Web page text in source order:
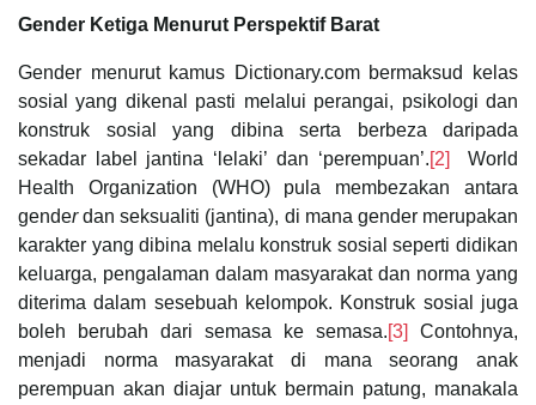
Gender Ketiga Menurut Perspektif Barat
Gender menurut kamus Dictionary.com bermaksud kelas
sosial yang dikenal pasti melalui perangai, psikologi dan
konstruk sosial yang dibina serta berbeza daripada
sekadar label jantina ‘lelaki’ dan ‘perempuan’.[2] World
Health Organization (WHO) pula membezakan antara
genderdan seksualiti (jantina), di mana gender merupakan
karakter yang dibina melalu konstruk sosial seperti didikan
keluarga, pengalaman dalam masyarakat dan norma yang
diterima dalam sesebuah kelompok. Konstruk sosial juga
boleh berubah dari semasa ke semasa.[3]
Contohnya,
menjadi norma masyarakat di mana seorang anak
perempuan akan diajar untuk bermain patung, manakala